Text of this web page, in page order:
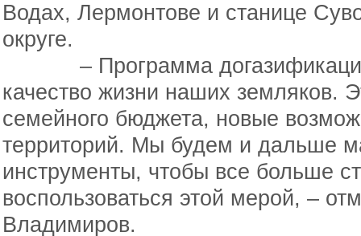
Водах, Лермонтове и станице
округе.
– Программа догазификации
качество жизни наших земляков.
семейного бюджета, новые
территорий. Мы будем и дальше
инструменты, чтобы все больше
воспользоваться этой мерой, –
Владимиров.